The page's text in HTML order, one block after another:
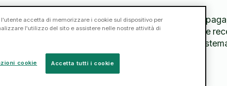
un tasker oggi stesso.
3
Chatta,
mancia e
unico
accetta di memorizzare i cookie sul dispositivo per
l'utilizzo del sito e assistere nelle nostre attività di
Accetta tutti i cookie
cookie